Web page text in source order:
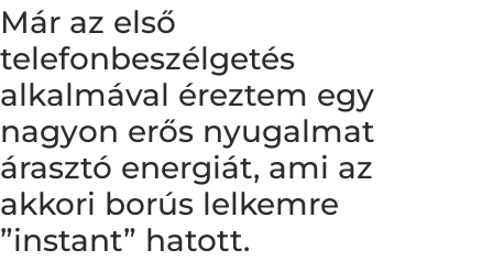
Már az első
telefonbeszélgetés
alkalmával éreztem egy
nagyon erős nyugalmat
árasztó energiát, ami az
akkori borús lelkemre
”instant” hatott.